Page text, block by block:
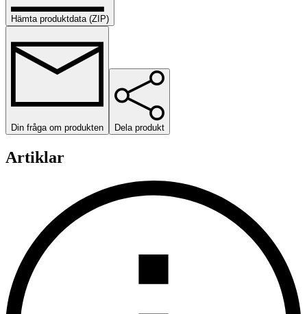
Hämta produktdata (ZIP)
Din fråga om produkten Dela produkt
Artiklar